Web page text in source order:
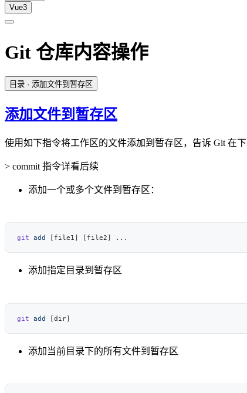
Vue3
Git 仓库内容操作
目录 · 添加文件到暂存区
添加文件到暂存区
使用如下指令将工作区的文件添加到暂存区，告诉 Git 在下
> commit 指令详看后续
添加一个或多个文件到暂存区：
git add
添加指定目录到暂存区
git add
添加当前目录下的所有文件到暂存区